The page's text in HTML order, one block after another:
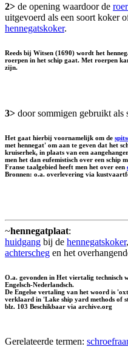
2> de opening waardoor de
uitgevoerd als een soort koker
hennegatskoker.
Reeds bij Witsen (1690) wordt het
roerpen in het schip gaat. Met roerpen
zijn.
3> door sommigen gebruikt als
Het gaat hierbij voornamelijk om de
met hennegat' om aan te geven dat het
kruiserhek, in plaats van een
men het dan eufemistisch over een schip
Franse taalgebied heeft men het over een
Bronnen: o.a. overlevering via
~hennegatplaat:
huidgang bij de hennegatskoker
achterscheg en het
O.a. gevonden in Het viertalig technisch
Engelsch-Nederlandsch.
De Engelse vertaling van het woord is
verklaard in 'Lake ship yard methods of
blz. 103 Beschikbaar via archive.org
Gerelateerde termen: